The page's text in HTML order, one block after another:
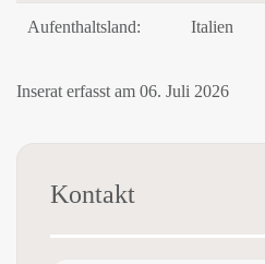
Aufenthaltsland: Italien
Inserat erfasst am 06. Juli 2026
Kontakt